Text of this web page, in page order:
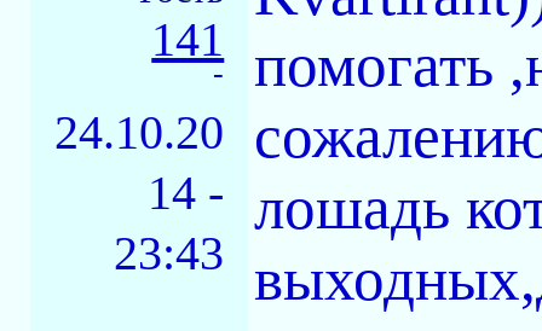
141
-
24.10.20
14 -
23:43
помогать
лошадь